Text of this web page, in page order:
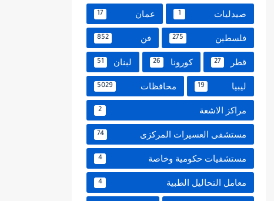
صيدليات 1 عمان 17
فلسطين 275 فن 852
قطر 27 كورونا 26 لبنان 51
ليبيا 19 محافظات 5029
مراكز الاشعة 2
مستشفى العسيرات المركزى 74
مستشفيات حكومية وخاصة 4
معامل التحاليل الطبية 4